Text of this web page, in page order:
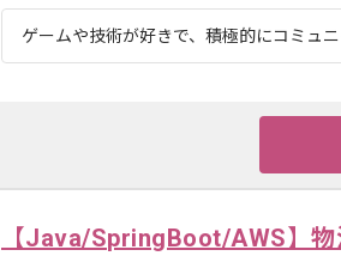
ゲームや技術が好きで、積極的にコミュ
【Java/SpringBoot/AWS】